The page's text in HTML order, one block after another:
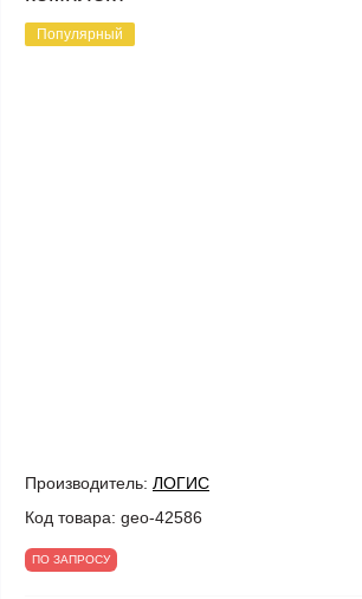
Популярный
Производитель: ЛОГИС
Код товара: geo-42586
ПО ЗАПРОСУ